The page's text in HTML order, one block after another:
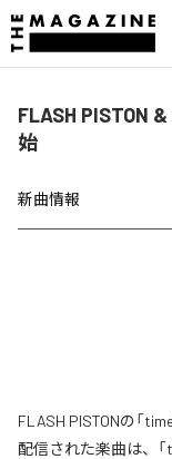
FLASH PISTON
始
新曲情報
FLASH PISTONの「
配信された楽曲は、「